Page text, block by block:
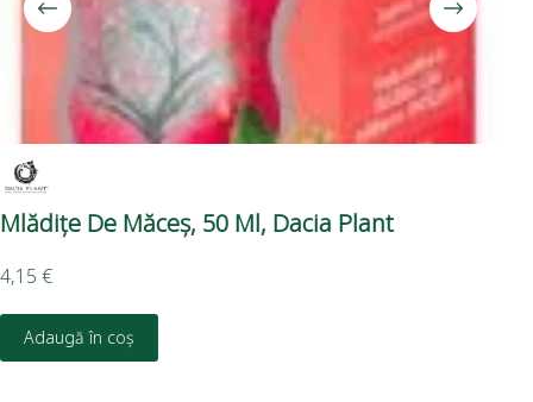
Mlădițe De Măceș, 50 Ml, Dacia Plant
4,15 €
Adaugă în coș